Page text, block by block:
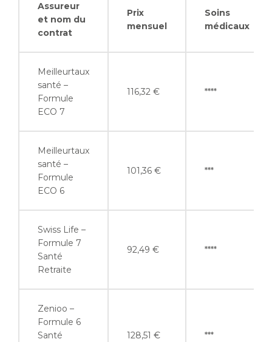
Assureur
et nom du
contrat
Prix
mensuel
Soins
médicaux
Meilleurtaux
santé –
Formule
ECO 7
116,32 € ****
Meilleurtaux
santé –
Formule
ECO 6
101,36 € ***
Swiss Life –
Formule 7
Santé
Retraite
92,49 € ****
Zenioo –
Formule 6
Santé
128,51 € ***